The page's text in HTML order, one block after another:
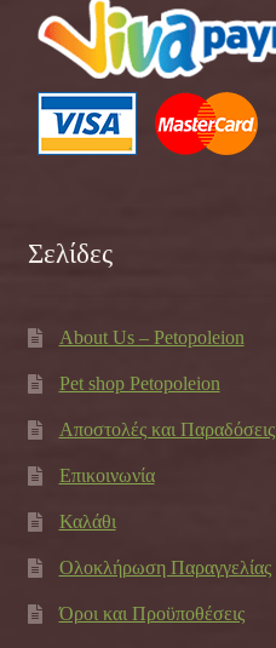
Σελίδες
About Us – Petopoleion
Pet shop Petopoleion
Αποστολές και Παραδόσεις
Επικοινωνία
Καλάθι
Ολοκλήρωση Παραγγελίας
Όροι και Προϋποθέσεις